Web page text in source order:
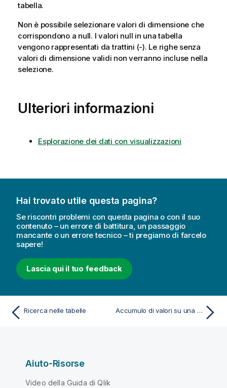
tabella.
Non è possibile selezionare valori di dimensione che
corrispondono a null. I valori null in una tabella
vengono rappresentati da trattini (-). Le righe senza
valori di dimensione validi non verranno incluse nella
selezione.
Ulteriori informazioni
Esplorazione dei dati con visualizzazioni
Hai trovato utile questa pagina?
Se riscontri problemi con questa pagina o con il suo
contenuto – un errore di battitura, un passaggio
mancante o un errore tecnico – ti pregiamo di farcelo
sapere!
Lascia qui il tuo feedback
Ricerca nelle tabelle Accumulo di valori su una dimensione all'interno di una tabella
Aiuto-Risorse
Video della Guida di Qlik